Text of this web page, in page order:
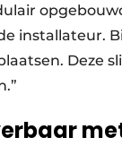
installateur.
Deze